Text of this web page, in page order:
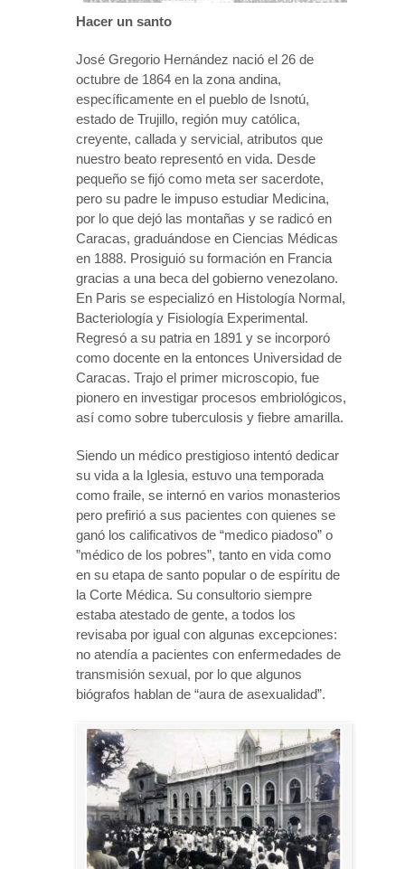
Hacer un santo
José Gregorio Hernández nació el 26 de
octubre de 1864 en la zona andina,
específicamente en el pueblo de Isnotú,
estado de Trujillo, región muy católica,
creyente, callada y servicial, atributos que
nuestro beato representó en vida. Desde
pequeño se fijó como meta ser sacerdote,
pero su padre le impuso estudiar Medicina,
por lo que dejó las montañas y se radicó en
Caracas, graduándose en Ciencias Médicas
en 1888. Prosiguió su formación en Francia
gracias a una beca del gobierno venezolano.
En Paris se especializó en Histología Normal,
Bacteriología y Fisiología Experimental.
Regresó a su patria en 1891 y se incorporó
como docente en la entonces Universidad de
Caracas. Trajo el primer microscopio, fue
pionero en investigar procesos embriológicos,
así como sobre tuberculosis y fiebre amarilla.
Siendo un médico prestigioso intentó dedicar
su vida a la Iglesia, estuvo una temporada
como fraile, se internó en varios monasterios
pero prefirió a sus pacientes con quienes se
ganó los calificativos de “medico piadoso” o
”médico de los pobres”, tanto en vida como
en su etapa de santo popular o de espíritu de
la Corte Médica. Su consultorio siempre
estaba atestado de gente, a todos los
revisaba por igual con algunas excepciones:
no atendía a pacientes con enfermedades de
transmisión sexual, por lo que algunos
biógrafos hablan de “aura de asexualidad”.